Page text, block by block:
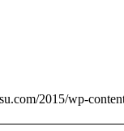
2015/wp-